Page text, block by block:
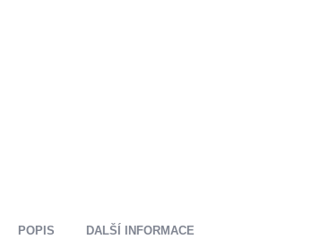
POPIS DALŠÍ INFORMACE